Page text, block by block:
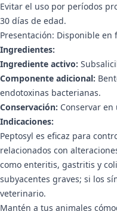
Evitar el uso por períodos
30 días de edad.
Presentación: Disponible en
Ingredientes:
Ingrediente activo:
Componente adicional:
endotoxinas bacterianas.
Conservación: Conservar en
Indicaciones:
Peptosyl es eficaz para
relacionados con
como enteritis, gastritis y
subyacentes graves; si los
veterinario.
Mantén a tus animales